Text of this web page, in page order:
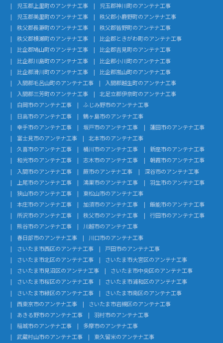
児玉郡上里町のアンテナ工事
児玉郡神川町のアンテナ工事
児玉郡美里町のアンテナ工事
秩父郡小鹿野町のアンテナ工事
秩父郡長瀞町のアンテナ工事
秩父郡皆野町のアンテナ工事
秩父郡横瀬町のアンテナ工事
比企郡ときがわ町のアンテナ工事
比企郡鳩山町のアンテナ工事
比企郡吉見町のアンテナ工事
比企郡川島町のアンテナ工事
比企郡小川町のアンテナ工事
比企郡滑川町のアンテナ工事
比企郡嵐山町のアンテナ工事
入間郡毛呂山町のアンテナ工事
入間郡越生町のアンテナ工事
入間郡三芳町のアンテナ工事
北足立郡伊奈町のアンテナ工事
白岡市のアンテナ工事
ふじみ野市のアンテナ工事
日高市のアンテナ工事
鶴ヶ島市のアンテナ工事
幸手市のアンテナ工事
坂戸市のアンテナ工事
蓮田市のアンテナ工事
富士見市のアンテナ工事
北本市のアンテナ工事
久喜市のアンテナ工事
桶川市のアンテナ工事
新座市のアンテナ工事
和光市のアンテナ工事
志木市のアンテナ工事
朝霞市のアンテナ工事
入間市のアンテナ工事
蕨市のアンテナ工事
深谷市のアンテナ工事
上尾市のアンテナ工事
鴻巣市のアンテナ工事
羽生市のアンテナ工事
狭山市のアンテナ工事
東松山市のアンテナ工事
本庄市のアンテナ工事
加須市のアンテナ工事
飯能市のアンテナ工事
所沢市のアンテナ工事
秩父市のアンテナ工事
行田市のアンテナ工事
熊谷市のアンテナ工事
川越市のアンテナ工事
春日部市のアンテナ工事
川口市のアンテナ工事
さいたま市西区のアンテナ工事
戸田市のアンテナ工事
さいたま市北区のアンテナ工事
さいたま市大宮区のアンテナ工事
さいたま市見沼区のアンテナ工事
さいたま市中央区のアンテナ工事
さいたま市桜区のアンテナ工事
さいたま市浦和区のアンテナ工事
さいたま市緑区のアンテナ工事
さいたま市南区のアンテナ工事
西東京市のアンテナ工事
さいたま市岩槻区のアンテナ工事
あきる野市のアンテナ工事
羽村市のアンテナ工事
稲城市のアンテナ工事
多摩市のアンテナ工事
武蔵村山市のアンテナ工事
東久留米のアンテナ工事